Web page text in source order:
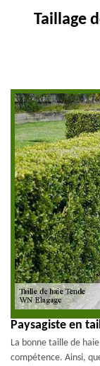
Taillage
Paysagiste en
La bonne taille de
compétence. Ainsi,